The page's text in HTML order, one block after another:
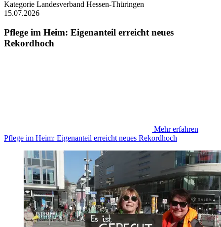
Kategorie Landesverband Hessen-Thüringen
15.07.2026
Pflege im Heim: Eigenanteil erreicht neues
Rekordhoch
Mehr erfahren
Pflege im Heim: Eigenanteil erreicht neues Rekordhoch